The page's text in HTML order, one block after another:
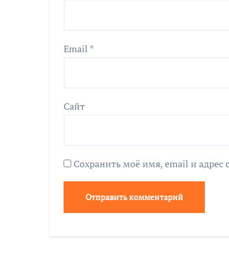
Email *
Сайт
Сохранить моё имя, email и адрес